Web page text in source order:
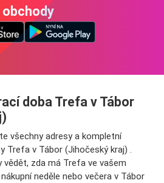
obchody
doba Trefa v Tábor
všechny adresy a kompletní
Trefa v Tábor (Jihočeský kraj) .
vědět, zda má Trefa ve vašem
neděle nebo večera v Tábor